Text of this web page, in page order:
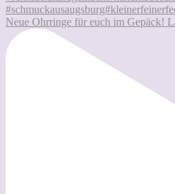
Neue Ohrringe für euch im Gepäck!